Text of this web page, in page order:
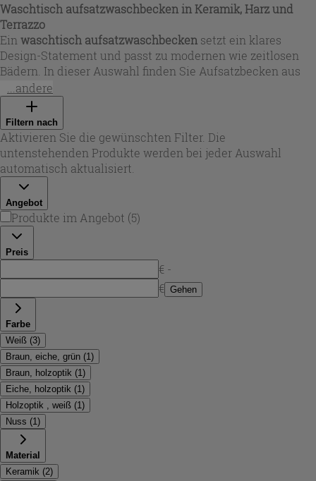
Waschtisch aufsatzwaschbecken in Keramik, Harz und
Terrazzo
Ein waschtisch aufsatzwaschbecken setzt ein klares
Design-Statement und passt zu modernen wie zeitlosen
Bädern. In dieser Auswahl finden Sie Aufsatzbecken aus
glänzender Keramik in Weiß, aus mattem
Mineralguss/Harz in Weiß sowie Terrazzo-Optiken aus
Zement- und Marmorfragmenten. Je nach Modell sind
ovale oder rechteckige Formen erhältlich – ideal, wenn Sie
eine elegante Linienführung oder eine markante
Geometrie bevorzugen. Viele Varianten kommen ohne
Hahnloch und ohne Überlauf, was einen puristischen Look
Wand- oder hohe Standarmatur).
...andere
Filtern nach
Aktivieren Sie die gewünschten Filter. Die
untenstehenden Produkte werden bei jeder Auswahl
automatisch aktualisiert.
Angebot
Produkte im Angebot (5)
Preis
€ -
€ Gehen
Farbe
Weiß (3)
Braun, eiche, grün (1 )
Braun, holzoptik (1 )
Eiche, holzoptik (1 )
Holzoptik , weiß (1 )
Nuss (1 )
Material
Keramik (2)